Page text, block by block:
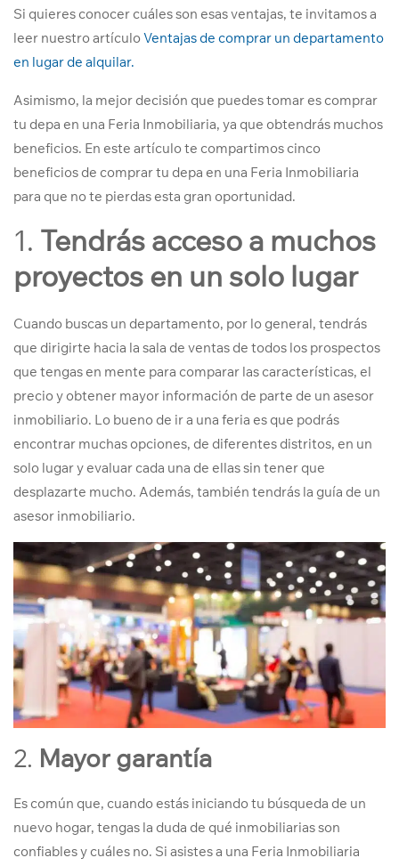
Si quieres conocer cuáles son esas ventajas, te invitamos a
leer nuestro artículo Ventajas de comprar un departamento
en lugar de alquilar.
Asimismo, la mejor decisión que puedes tomar es comprar
tu depa en una Feria Inmobiliaria, ya que obtendrás muchos
beneficios. En este artículo te compartimos cinco
beneficios de comprar tu depa en una Feria Inmobiliaria
para que no te pierdas esta gran oportunidad.
1. Tendrás acceso a muchos
proyectos en un solo lugar
Cuando buscas un departamento, por lo general, tendrás
que dirigirte hacia la sala de ventas de todos los prospectos
que tengas en mente para comparar las características, el
precio y obtener mayor información de parte de un asesor
inmobiliario. Lo bueno de ir a una feria es que podrás
encontrar muchas opciones, de diferentes distritos, en un
solo lugar y evaluar cada una de ellas sin tener que
desplazarte mucho. Además, también tendrás la guía de un
asesor inmobiliario.
2. Mayor garantía
Es común que, cuando estás iniciando tu búsqueda de un
nuevo hogar, tengas la duda de qué inmobiliarias son
confiables y cuáles no. Si asistes a una Feria Inmobiliaria